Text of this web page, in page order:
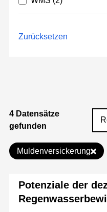
Zurücksetzen
4 Datensätze
gefunden
Muldenversickerung
Potenziale der